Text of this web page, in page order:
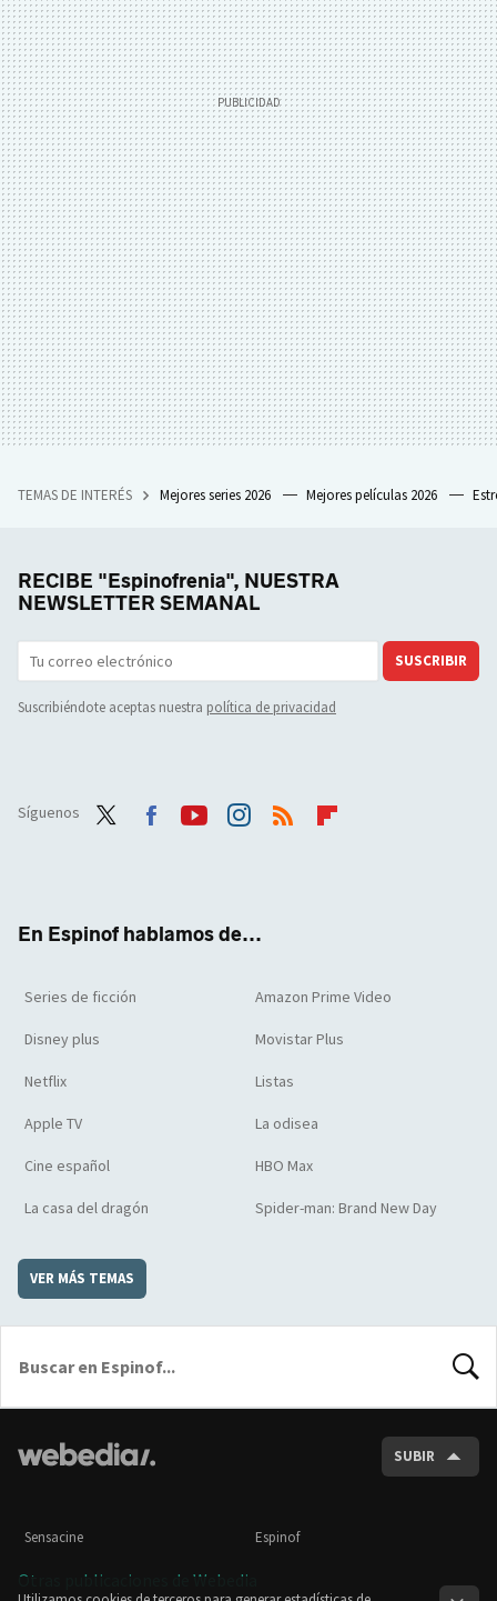
TEMAS DE INTERÉS Mejores series 2026 Mejores películas 2026
RECIBE "Espinofrenia", NUESTRA
NEWSLETTER SEMANAL
SUSCRIBIR
Suscribiéndote aceptas nuestra política de privacidad
Síguenos
En Espinof hablamos de...
Series de ficción Amazon Prime Video
Disney plus Movistar Plus
Netflix Listas
Apple TV La odisea
Cine español HBO Max
La casa del dragón Spider-man: Brand New Day
VER MÁS TEMAS
SUBIR
Sensacine Espinof
Otras publicaciones de Webedia